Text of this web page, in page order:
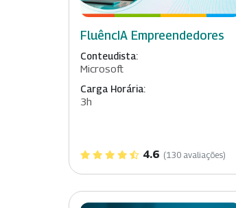
FluêncIA Empreendedores
Conteudista:
Microsoft
Carga Horária:
3h
4.6 (130 avaliações)